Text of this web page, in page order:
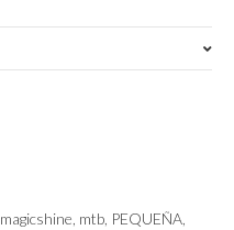
magicshine, mtb, PEQUEÑA,